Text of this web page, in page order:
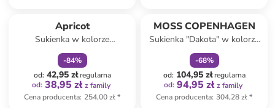
Apricot
Sukienka w kolorze
granatowym
-84%
od: 42,95 złregularna
od: 38,95 zł z family
Cena producenta: 254,00 zł*
MOSS COPENHAGEN
Sukienka "Dakota" w kolorze
czarnym
-68%
od: 104,95 złregularna
od: 94,95 zł z family
Cena producenta: 304,28 zł*